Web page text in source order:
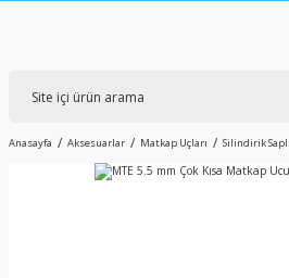
Anasayfa Aksesuarlar Matkap Uçları Silindirik